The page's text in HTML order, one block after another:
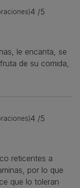
4 /5
le encanta, se
de su comida,
4 /5
reticentes a
por lo que
que lo toleran